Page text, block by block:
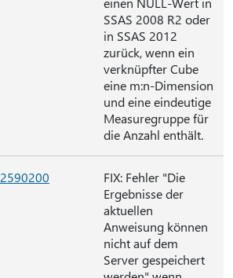
SSAS 2008 R2 oder
in SSAS 2012
zurück, wenn ein
verknüpfter Cube
eine m:n-Dimension
und eine eindeutige
Measuregruppe für
die Anzahl enthält.
2590200
FIX: Fehler "Die
Ergebnisse der
aktuellen
Anweisung können
nicht auf dem
Server gespeichert